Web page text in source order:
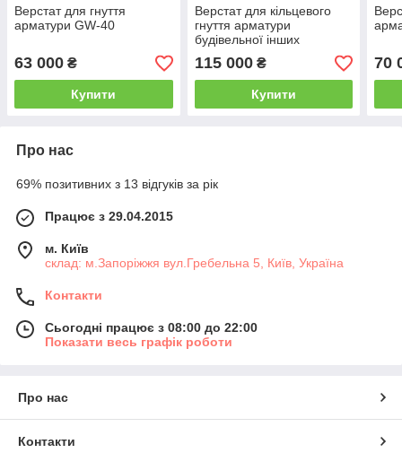
Верстат для гнуття
арматури GW-40
63 000 ₴
Купити
Верстат для кільцевого
гнуття арматури
будівельної інших
профілів GWH-40
115 000₴
Купити
70
Про нас
69% позитивних з 13 відгуків за рік
Працює з 29.04.2015
м. Київ
склад: м.Запоріжжя вул.Гребельна 5, Київ, Україна
Контакти
Сьогодні працює з 08:00 до 22:00
Показати весь графік роботи
Про нас
Контакти